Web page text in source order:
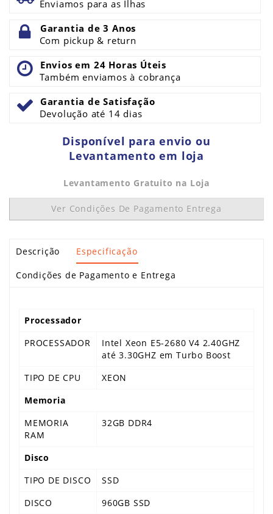
Enviamos para as Ilhas
Garantia de 3 Anos
Com pickup & return
Envios em 24 Horas Úteis
Também enviamos à cobrança
Garantia de Satisfação
Devolução até 14 dias
Disponível para envio ou
Levantamento em loja
Levantamento Gratuito na Loja
Ver Condições De Pagamento Entrega
Descrição Especificação
Condições de Pagamento e Entrega
Processador
PROCESSADOR
Intel Xeon E5-2680 V4 2.40GHZ
até 3.30GHZ em Turbo Boost
TIPO DE CPU
XEON
Memoria
MEMORIA
RAM
32GB DDR4
Disco
TIPO DE DISCO
SSD
DISCO
960GB SSD